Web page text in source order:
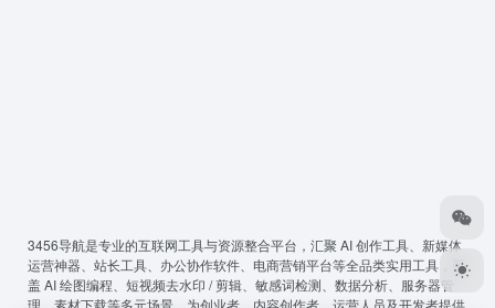
3456导航是专业的互联网工具与资源整合平台，汇聚 AI 创作工具、新媒体
运营神器、站长工具、办公协作软件、电商营销平台等全品类实用工具，覆
盖 AI 绘图编程、短视频去水印 / 剪辑、敏感词检测、数据分析、服务器管
理、素材下载等多元场景，为创业者、内容创作者、运营人员及开发者提供